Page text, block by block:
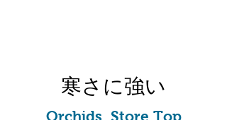
寒さに強い
Orchids Store Top